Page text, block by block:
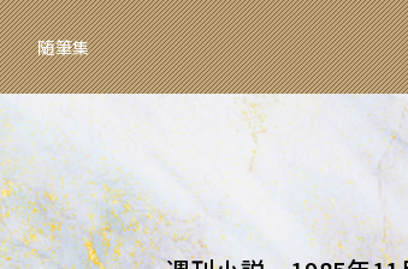
随筆集